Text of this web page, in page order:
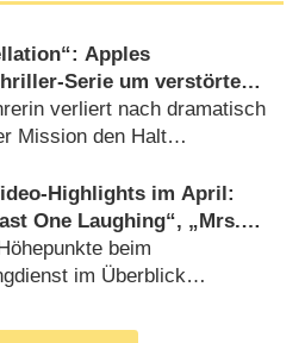
Apples
Serie um verstörte
mit gedämpfter
– Review
verliert nach dramatisch
Mission den Halt
Highlights im April:
One Laughing“, „Mrs.
„Citadel“ und „Dead
beim
im Überblick